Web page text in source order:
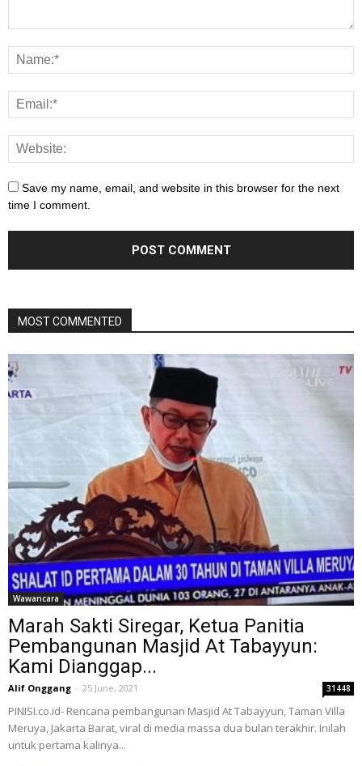
Save my name, email, and website in this browser for the next
time I comment.
MOST COMMENTED
Wawancara
Marah Sakti Siregar, Ketua Panitia
Pembangunan Masjid At Tabayyun:
Kami Dianggap...
Alif Onggang - 25 June, 2021 31448
PINISI.co.id- Rencana pembangunan Masjid At Tabayyun, Taman Villa
Meruya, Jakarta Barat, viral di media massa dua bulan terakhir. Inilah
untuk pertama kalinya...